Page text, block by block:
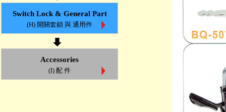
Switch Lock & General Part
(H) 開關套鎖 與 通用件
Accessories
(I) 配 件